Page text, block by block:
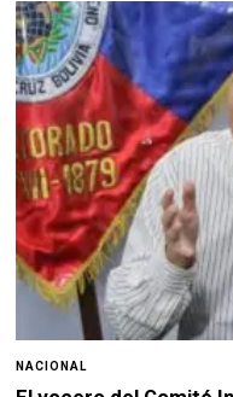
NACIONAL